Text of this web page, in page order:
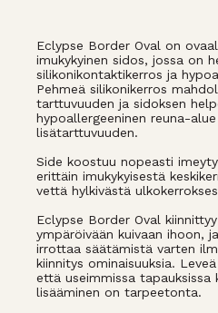
Eclypse Border Oval on
imukykyinen sidos, jossa on
silikonikontaktikerros ja
Pehmeä silikonikerros
tarttuvuuden ja sidoksen
hypoallergeeninen reuna-
lisätarttuvuuden.
Side koostuu nopeasti
erittäin imukykyisestä
vettä hylkivästä
Eclypse Border Oval
ympäröivään kuivaan ihoon,
irrottaa säätämistä varten
kiinnitys ominaisuuksia.
että useimmissa tapauksissa
lisääminen on tarpeetonta.